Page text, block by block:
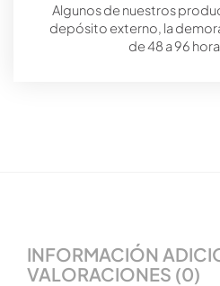
Algunos de nuestros
depósito externo, la
de 48 a 96
INFORMACIÓN
VALORACIONES (0)